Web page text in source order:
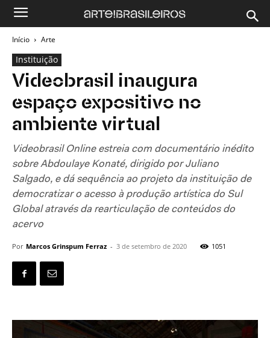
Início Arte
Instituição
Videobrasil inaugura
espaço expositivo no
ambiente virtual
Videobrasil Online estreia com documentário inédito
sobre Abdoulaye Konaté, dirigido por Juliano
Salgado, e dá sequência ao projeto da instituição de
democratizar o acesso à produção artística do Sul
Global através da rearticulação de conteúdos do
acervo
Por Marcos Grinspum Ferraz - 3 de setembro de 2020 1051